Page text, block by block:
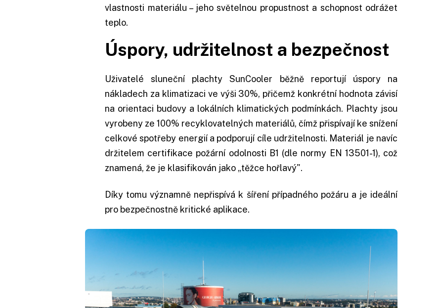
vlastnosti materiálu – jeho světelnou propustnost a schopnost odrážet
teplo.
Úspory, udržitelnost a bezpečnost
Uživatelé sluneční plachty SunCooler běžně reportují úspory na
nákladech za klimatizaci ve výši 30%, přičemž konkrétní hodnota závisí
na orientaci budovy a lokálních klimatických podmínkách. Plachty jsou
vyrobeny ze 100% recyklovatelných materiálů, čímž přispívají ke snížení
celkové spotřeby energií a podporují cíle udržitelnosti. Materiál je navíc
držitelem certifikace požární odolnosti B1 (dle normy EN 13501-1), což
znamená, že je klasifikován jako „těžce hořlavý".
Díky tomu významně nepřispívá k šíření případného požáru a je ideální
pro bezpečnostně kritické aplikace.